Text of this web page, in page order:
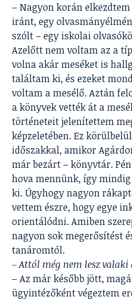
– Nagyon korán
iránt, egy
szólt – egy iskolai
Azelőtt nem voltam az a
volna akár meséket is
találtam ki, és ezeket
voltam a mesélő. Aztán
a könyvek vették át a
történeteit jelenítettem
képzeletében. Ez
időszakkal, amikor
már bezárt – könyvtár.
hova mennünk, így
ki. Úgyhogy nagyon
vettem észre, hogy egye
orientálódni. Amiben
nagyon sok megerősítést
tanáromtól.
– Attól még nem lesz
– Az már később jött,
ügyintézőként végeztem